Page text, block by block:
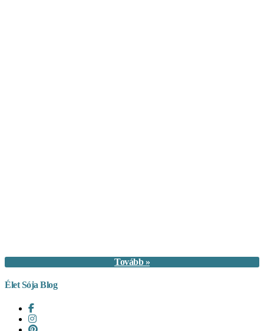
Tovább »
Élet Sója Blog